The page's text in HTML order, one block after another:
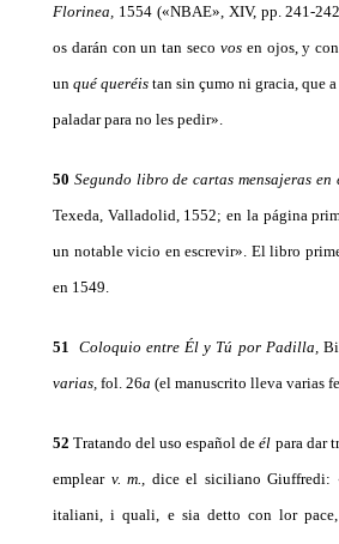
Florinea, 1554 («NBAE», XIV, pp. 241-
os darán con un tan seco vos en ojos, y
un qué queréis tan sin çumo ni gracia, que
paladar para no les pedir».
50 Segundo libro de cartas mensajeras
Texeda, Valladolid, 1552; en la página
un notable vicio en escrevir». El libro
en 1549.
51 Coloquio entre Él y Tú por Padilla,
varias, fol. 26a (el manuscrito lleva varias
52 Tratando del uso español deél para dar
emplear v. m., dice el siciliano Giuffredi:
italiani, i quali, e sia detto con lor